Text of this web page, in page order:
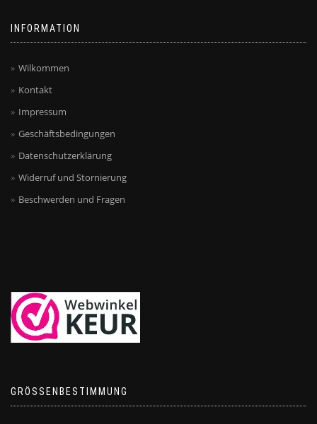
INFORMATION
Wilkommen
Kontakt
Impressum
Geschäftsbedingungen
Datenschutzerklärung
Widerruf und Stornierung
Beschwerden und Fragen
GRÖSSENBESTIMMUNG